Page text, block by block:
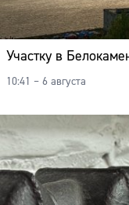
Участку в
10:41 – 6 августа